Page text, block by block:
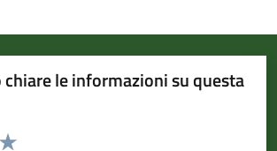
chiare le informazioni su questa
la pagina